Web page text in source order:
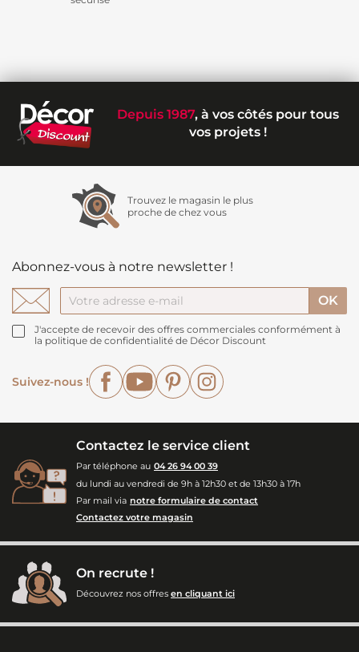
Depuis 1987, à vos côtés pour tous
vos projets !
Trouvez le magasin le plus
proche de chez vous
Abonnez-vous à notre newsletter !
J'accepte de recevoir des offres commerciales conformément à
la politique de confidentialité de Décor Discount
Suivez-nous !
FacebookYouTubePinterest
Contactez le service client
Par téléphone au 04 26 94 00 39
du lundi au vendredi de 9h à 12h30 et de 13h30 à 17h
Par mail via notre formulaire de contact
Contactez votre magasin
On recrute !
Découvrez nos offres en cliquant ici